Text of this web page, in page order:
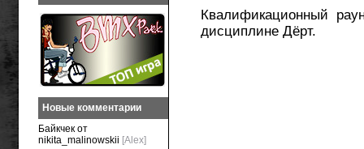
Квалификационный
дисциплине Дёрт.
Новые комментарии
Байкчек от
nikita_malinowskii [Alex]